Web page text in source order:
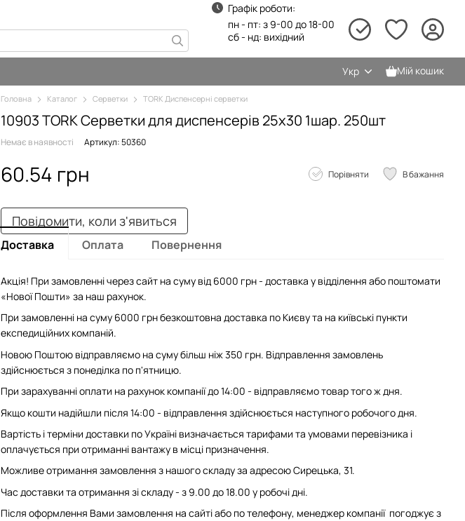
Графік роботи:
пн - пт: з 9-00 до 18-00
сб - нд: вихідний
Укр Мій кошик
Головна Каталог Серветки TORK Диспенсерні серветки
10903 TORK Серветки для диспенсерів 25х30 1шар. 250шт
Немає в наявності Артикул: 50360
60.54 грн Порівняти В бажання
Повідомити, коли з'явиться
Доставка Оплата Повернення
Акція! При замовленні через сайт на суму від 6000 грн - доставка у відділення або поштомати
«Нової Пошти» за наш рахунок.
При замовленні на суму 6000 грн безкоштовна доставка по Києву та на київські пункти
експедиційних компаній.
Новою Поштою відправляємо на суму більш ніж 350 грн. Відправлення замовлень
здійснюється з понеділка по п'ятницю.
При зарахуванні оплати на рахунок компанії до 14:00 - відправляємо товар того ж дня.
Якщо кошти надійшли після 14:00 - відправлення здійснюється наступного робочого дня.
Вартість і терміни доставки по Україні визначається тарифами та умовами перевізника і
оплачується при отриманні вантажу в місці призначення.
Можливе отримання замовлення з нашого складу за адресою Сирецька, 31.
Час доставки та отримання зі складу - з 9.00 до 18.00 у робочі дні.
Після оформлення Вами замовлення на сайті або по телефону, менеджер компанії погоджує з